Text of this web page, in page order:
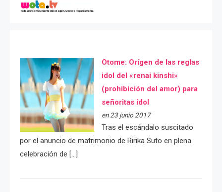
Otome: Orígen de las reglas
idol del «renai kinshi»
(prohibición del amor) para
señoritas idol
en 23 junio 2017
Tras el escándalo suscitado
por el anuncio de matrimonio de Ririka Suto en plena
celebración de […]